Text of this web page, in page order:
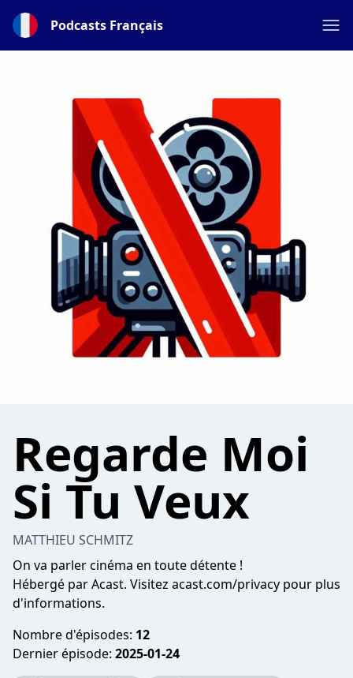
Podcasts Français
Regarde Moi
Si Tu Veux
MATTHIEU SCHMITZ
On va parler cinéma en toute détente !
Hébergé par Acast. Visitez acast.com/privacy pour plus
d'informations.
Nombre d'épisodes: 12
Dernier épisode: 2025-01-24